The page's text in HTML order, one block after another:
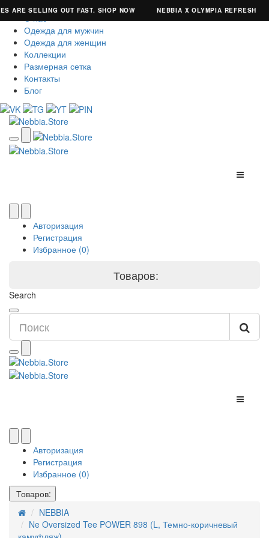
ARE SELLING OUT FAST. SHOP NOW NEBBIA X OLYMPIA REFRESH
О нас
Одежда для мужчин
Одежда для женщин
Коллекции
Размерная сетка
Контакты
Блог
Авторизация
Регистрация
Избранное (0)
Товаров:
Search
Авторизация
Регистрация
Избранное (0)
Товаров:
NEBBIA
Ne Oversized Tee POWER 898 (L, Темно-коричневый